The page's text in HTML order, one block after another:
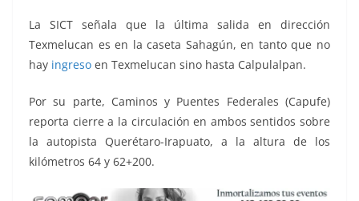
La SICT señala que la última salida en dirección
Texmelucan es en la caseta Sahagún, en tanto que no
hay ingreso en Texmelucan sino hasta Calpulalpan.
Por su parte, Caminos y Puentes Federales (Capufe)
reporta cierre a la circulación en ambos sentidos sobre
la autopista Querétaro-Irapuato, a la altura de los
kilómetros 64 y 62+200.